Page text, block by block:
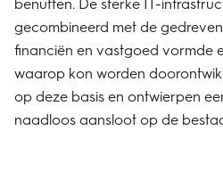
gecombineerd met de
financiën en vastgoed vormde
waarop kon worden
op deze basis en ontwierpen
naadloos aansloot op de